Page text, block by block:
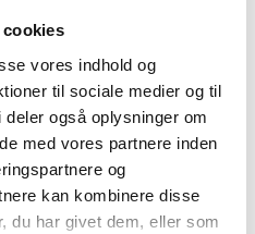
cookies
vores indhold og
til sociale medier og til
også oplysninger om
med vores partnere inden
og
kan kombinere disse
du har givet dem, eller som
og